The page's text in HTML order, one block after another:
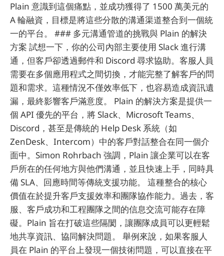
Plain 意識到這個痛點，並成功獲得了 1500 萬美元的
A 輪融資，目標是將這些分散的溝通渠道整合到一個統
一的平台。 ### 多元溝通管道的挑戰與 Plain 的解決
方案 試想一下，你的公司內部主要使用 Slack 進行溝
通，但客戶卻透過郵件和 Discord 尋求協助。客服人員
需要在多個應用程式之間切換，才能完整了解客戶的問
題和需求。這種情況不僅效率低下，也容易造成資訊遺
漏，最終影響客戶滿意度。 Plain 的解決方案是提供一
個 API 優先的平台，將 Slack、Microsoft Teams、
Discord，甚至是傳統的 Help Desk 系統（如
ZenDesk、Intercom）中的客戶對話整合在同一個介
面中。Simon Rohrbach 強調，Plain 讓企業可以在客
戶所在的任何地方與他們溝通，並且快速上手，同時具
備 SLA、回應時間等傳統支援功能。 這種整合的核心
價值在於提升客戶支援效率和團隊協作能力。過去，客
服、客戶成功和工程團隊之間的信息交流可能存在障
礙。Plain 旨在打破這些隔閡，讓團隊成員可以更輕鬆
地共享資訊、協同解決問題。 舉例來說，如果客服人
員在 Plain 的平台上發現一個技術問題，可以直接在平